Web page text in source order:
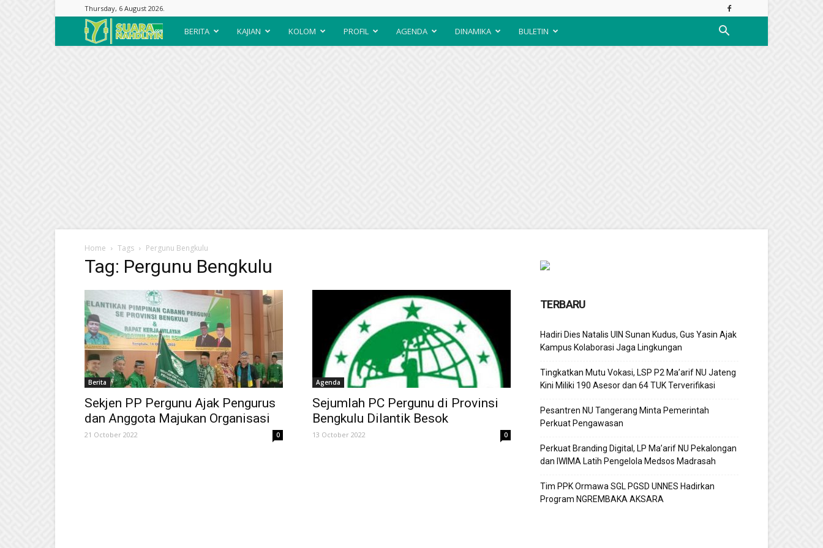
Thursday, 6 August 2026.
Suara
BERITA KAJIAN KOLOM PROFIL AGENDA DINAMIKA BULETIN
Home Tags Pergunu Bengkulu
Tag: Pergunu Bengkulu
Berita
Sekjen PP Pergunu Ajak Pengurus
dan Anggota Majukan Organisasi
21 October 2022 0
Agenda
Sejumlah PC Pergunu di Provinsi
Bengkulu Dilantik Besok
13 October 2022 0
TERBARU
Hadiri Dies Natalis UIN Sunan Kudus, Gus Yasin Ajak
Kampus Kolaborasi Jaga Lingkungan
Tingkatkan Mutu Vokasi, LSP P2 Ma’arif NU Jateng
Kini Miliki 190 Asesor dan 64 TUK Terverifikasi
Pesantren NU Tangerang Minta Pemerintah
Perkuat Pengawasan
Perkuat Branding Digital, LP Ma’arif NU Pekalongan
dan IWIMA Latih Pengelola Medsos Madrasah
Tim PPK Ormawa SGL PGSD UNNES Hadirkan
Program NGREMBAKA AKSARA